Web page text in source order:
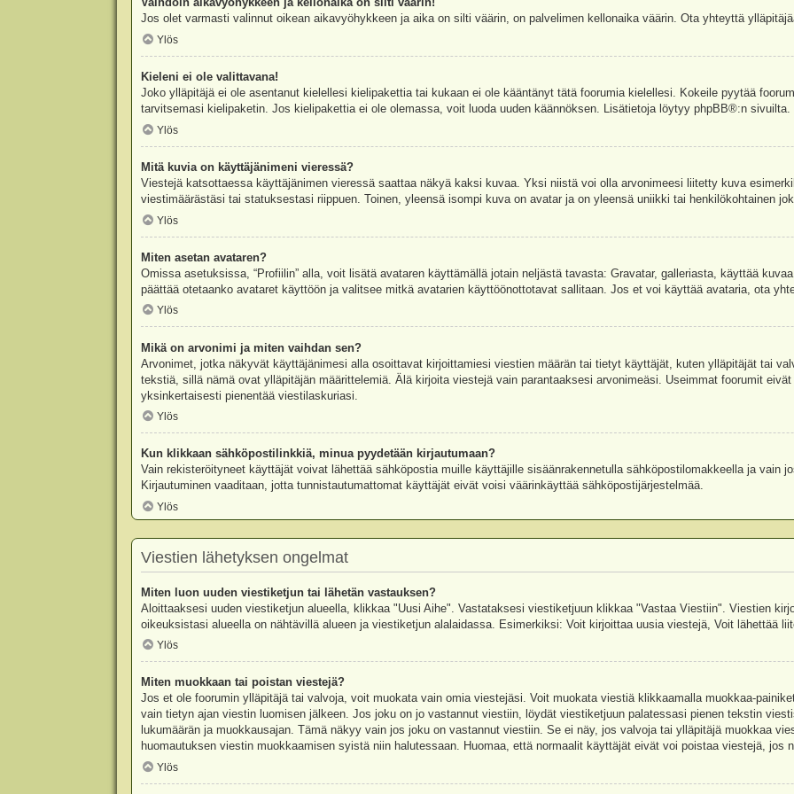
Jos olet varmasti valinnut oikean aikavyöhykkeen ja aika on silti väärin, on palvelimen kellonaika väärin. Ota yhteyttä
Ylös
Kieleni ei ole valittavana!
Joko ylläpitäjä ei ole asentanut kielellesi kielipakettia tai kukaan ei ole kääntänyt tätä foorumia kielellesi. Kokeile pyytää
tarvitsemasi kielipaketin. Jos kielipakettia ei ole olemassa, voit luoda uuden käännöksen. Lisätietoja löytyy phpBB®:n sivuilta.
Ylös
Mitä kuvia on käyttäjänimeni vieressä?
Viestejä katsottaessa käyttäjänimen vieressä saattaa näkyä kaksi kuvaa. Yksi niistä voi olla arvonimeesi liitetty kuva
viestimäärästäsi tai statuksestasi riippuen. Toinen, yleensä isompi kuva on avatar ja on yleensä uniikki tai henkilökohtainen
Ylös
Miten asetan avataren?
Omissa asetuksissa, “Profiilin” alla, voit lisätä avataren käyttämällä jotain neljästä tavasta: Gravatar, galleriasta, käyttää
päättää otetaanko avataret käyttöön ja valitsee mitkä avatarien käyttöönottotavat sallitaan. Jos et voi käyttää avataria, ota
Ylös
Mikä on arvonimi ja miten vaihdan sen?
Arvonimet, jotka näkyvät käyttäjänimesi alla osoittavat kirjoittamiesi viestien määrän tai tietyt käyttäjät, kuten ylläpitäjät tai
tekstiä, sillä nämä ovat ylläpitäjän määrittelemiä. Älä kirjoita viestejä vain parantaaksesi arvonimeäsi. Useimmat foorumit
yksinkertaisesti pienentää viestilaskuriasi.
Ylös
Kun klikkaan sähköpostilinkkiä, minua pyydetään kirjautumaan?
Vain rekisteröityneet käyttäjät voivat lähettää sähköpostia muille käyttäjille sisäänrakennetulla sähköpostilomakkeella ja vain
Kirjautuminen vaaditaan, jotta tunnistautumattomat käyttäjät eivät voisi väärinkäyttää sähköpostijärjestelmää.
Ylös
Viestien lähetyksen ongelmat
Miten luon uuden viestiketjun tai lähetän vastauksen?
Aloittaaksesi uuden viestiketjun alueella, klikkaa "Uusi Aihe". Vastataksesi viestiketjuun klikkaa "Vastaa Viestiin". Viestien
oikeuksistasi alueella on nähtävillä alueen ja viestiketjun alalaidassa. Esimerkiksi: Voit kirjoittaa uusia viestejä, Voit lähettää
Ylös
Miten muokkaan tai poistan viestejä?
Jos et ole foorumin ylläpitäjä tai valvoja, voit muokata vain omia viestejäsi. Voit muokata viestiä klikkaamalla muokkaa-
vain tietyn ajan viestin luomisen jälkeen. Jos joku on jo vastannut viestiin, löydät viestiketjuun palatessasi pienen tekstin
lukumäärän ja muokkausajan. Tämä näkyy vain jos joku on vastannut viestiin. Se ei näy, jos valvoja tai ylläpitäjä muokkaa
huomautuksen viestin muokkaamisen syistä niin halutessaan. Huomaa, että normaalit käyttäjät eivät voi poistaa viestejä, jos
Ylös